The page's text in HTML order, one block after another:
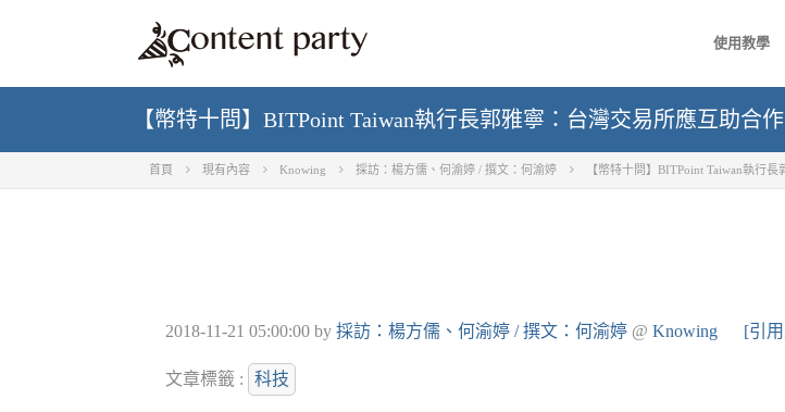
使用教學
【幣特十問】BITPoint Taiwan執行長郭雅寧：台灣交易所應互助合
首頁 現有內容 Knowing 採訪：楊方儒、何渝婷 / 撰文：何渝婷 【幣特十問】BITPoint Taiwan執行
2018-11-21 05:00:00 by 採訪：楊方儒、何渝婷 / 撰文：何渝婷 @ Knowing [引
文章標籤 : 科技